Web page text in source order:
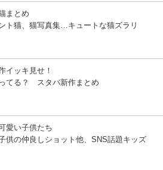
まとめ
ト猫、猫写真集…キュートな猫ズラリ
イッキ見せ！
てる？ スタバ新作まとめ
愛い子供たち
供の仲良しショット他、SNS話題キッズ